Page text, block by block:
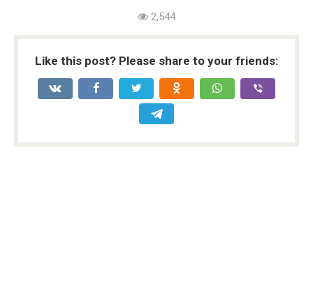
2,544
Like this post? Please share to your friends: